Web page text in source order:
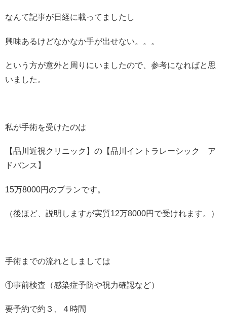
なんて記事が日経に載ってましたし
興味あるけどなかなか手が出せない。。。
という方が意外と周りにいましたので、参考になればと思
いました。
私が手術を受けたのは
【品川近視クリニック】の【品川イントラレーシック ア
ドバンス】
15万8000円のプランです。
（後ほど、説明しますが実質12万8000円で受けれます。）
手術までの流れとしましては
①事前検査（感染症予防や視力確認など）
要予約で約３、４時間